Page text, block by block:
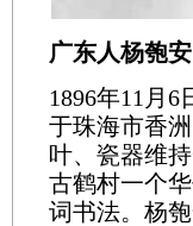
广东人杨匏安
1896年11月
于珠海市香
叶、瓷器维
古鹤村一个
词书法。杨